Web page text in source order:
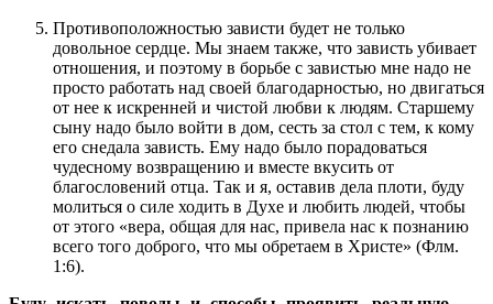
Противоположностью зависти будет не только
довольное сердце. Мы знаем также, что зависть убивает
отношения, и поэтому в борьбе с завистью мне надо не
просто работать над своей благодарностью, но двигаться
от нее к искренней и чистой любви к людям. Старшему
сыну надо было войти в дом, сесть за стол с тем, к кому
его снедала зависть. Ему надо было порадоваться
чудесному возвращению и вместе вкусить от
благословений отца. Так и я, оставив дела плоти, буду
молиться о силе ходить в Духе и любить людей, чтобы
от этого «вера, общая для нас, привела нас к познанию
всего того доброго, что мы обретаем в Христе» (Флм.
1:6).